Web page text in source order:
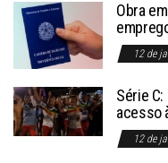
Obra
12 de
Série
acesso
12 de